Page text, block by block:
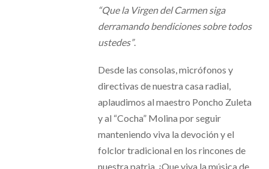
“Que la Virgen del Carmen siga
derramando bendiciones sobre todos
ustedes”.
Desde las consolas, micrófonos y
directivas de nuestra casa radial,
aplaudimos al maestro Poncho Zuleta
y al “Cocha” Molina por seguir
manteniendo viva la devoción y el
folclor tradicional en los rincones de
nuestra patria. ¡Que viva la música de